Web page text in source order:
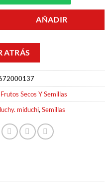
AÑADIR
Frutos Secos Y Semillas
miduchi, Semillas